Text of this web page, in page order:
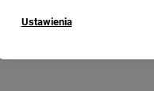
Ustawienia